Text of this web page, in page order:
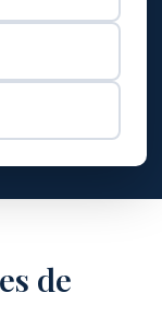
de